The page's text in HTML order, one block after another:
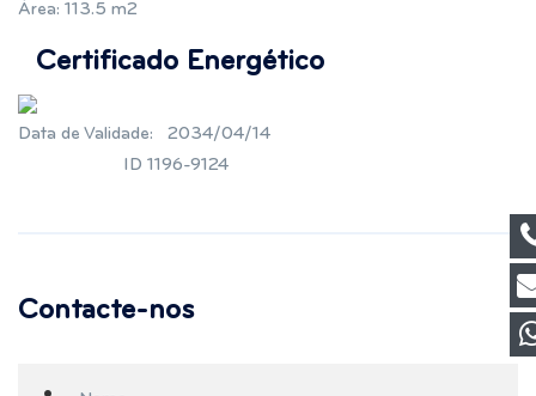
Área: 113.5 m2
Certificado Energético
Data de Validade: 2034/04/14
ID 1196-9124
Contacte-nos